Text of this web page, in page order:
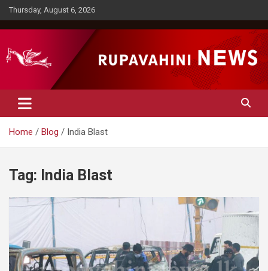
Skip
to
content
Thursday, August 6, 2026
Rupavahini News
Home Blog India Blast
Tag: India Blast